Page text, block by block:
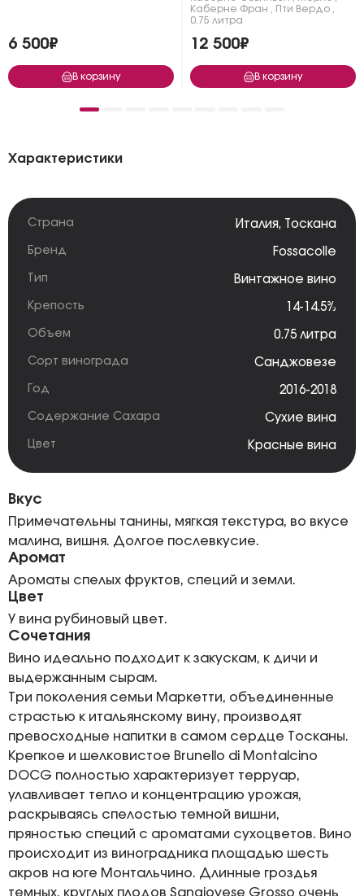
6 500₽
В корзину
Каберне Фран
Пти Вердо
0.75 литра
12 500₽
В корзину
Характеристики
Страна Италия, Тоскана
Бренд Fossacolle
Тип Винтажное вино
Крепость 14-14.5%
Объем 0.75 литра
Сорт винограда Санджовезе
Год 2016-2018
Содержание Сахара Сухие вина
Цвет Красные вина
Вкус
Примечательны танины, мягкая текстура, во вкусе
малина, вишня. Долгое послевкусие.
Аромат
Ароматы спелых фруктов, специй и земли.
Цвет
У вина рубиновый цвет.
Сочетания
Вино идеально подходит к закускам, к дичи и
выдержанным сырам.
Три поколения семьи Маркетти, объединенные
страстью к итальянскому вину, производят
превосходные напитки в самом сердце Тосканы.
Крепкое и шелковистое Brunello di Montalcino
DOCG полностью характеризует терруар,
улавливает тепло и концентрацию урожая,
раскрываясь спелостью темной вишни,
пряностью специй с ароматами сухоцветов. Вино
происходит из виноградника площадью шесть
акров на юге Монтальчино. Длинные гроздья
темных, круглых плодов Sangiovese Grosso очень